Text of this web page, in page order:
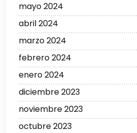
mayo 2024
abril 2024
marzo 2024
febrero 2024
enero 2024
diciembre 2023
noviembre 2023
octubre 2023